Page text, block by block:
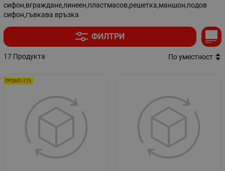
сифон,вграждане,линеен,пластмасов,решетка,маншон,подов
сифон,гъвкава връзка
ФИЛТРИ
17 Продукта По уместност
ПРОМО -11%